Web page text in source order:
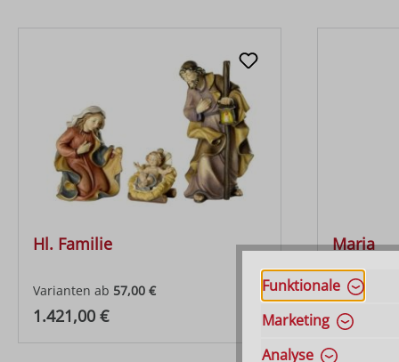
Hl. Familie
Varianten ab 57,00 €
Regulärer Preis:
1.421,00 €
Maria
Varianten
499,00 €
Funktionale
Marketing
Analyse